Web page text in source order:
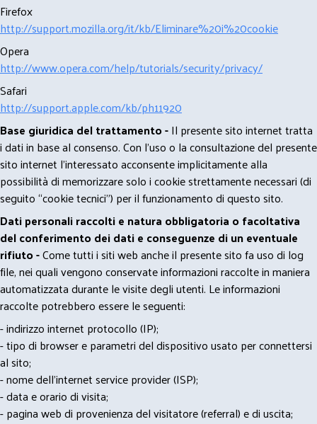
Firefox
http://support.mozilla.org/it/kb/Eliminare%20i%20cookie
Opera
http://www.opera.com/help/tutorials/security/privacy/
Safari
http://support.apple.com/kb/ph11920
Base giuridica del trattamento -Il presente sito internet tratta
i dati in base al consenso. Con l'uso o la consultazione del presente
sito internet l’interessato acconsente implicitamente alla
possibilità di memorizzare solo i cookie strettamente necessari (di
seguito “cookie tecnici”) per il funzionamento di questo sito.
Dati personali raccolti e natura obbligatoria o facoltativa
del conferimento dei dati e conseguenze di un eventuale
rifiuto -Come tutti i siti web anche il presente sito fa uso di log
file, nei quali vengono conservate informazioni raccolte in maniera
automatizzata durante le visite degli utenti. Le informazioni
raccolte potrebbero essere le seguenti:
- indirizzo internet protocollo (IP);
- tipo di browser e parametri del dispositivo usato per connettersi
al sito;
- nome dell'internet service provider (ISP);
- data e orario di visita;
- pagina web di provenienza del visitatore (referral) e di uscita;